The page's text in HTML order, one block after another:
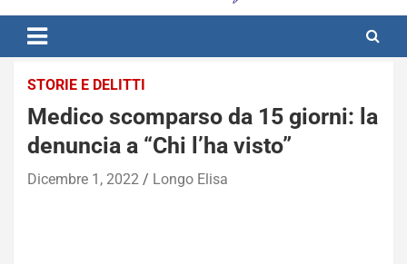
notizie di intrattenimento
STORIE E DELITTI
Medico scomparso da 15 giorni: la
denuncia a “Chi l’ha visto”
Dicembre 1, 2022 Longo Elisa